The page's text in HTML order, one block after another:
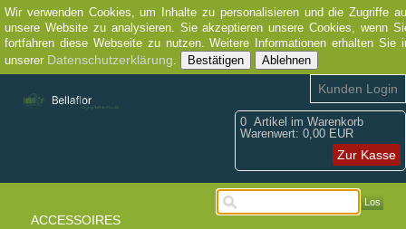
Wir verwenden Cookies, um Inhalte zu personalisieren und die Zugriffe
unsere Website zu analysieren. Sie akzeptieren unsere Cookies, wenn
fortfahren diese Webseite zu nutzen. Weitere Informationen erhalten Sie
unserer Datenschutzerklärung. Bestätigen Ablehnen
0 Artikel im Warenkorb
Warenwert: 0,00 EUR
Zur Kasse
Kunden Login
Los
ACCESSOIRES